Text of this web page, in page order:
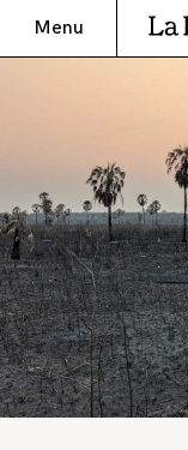
Menu